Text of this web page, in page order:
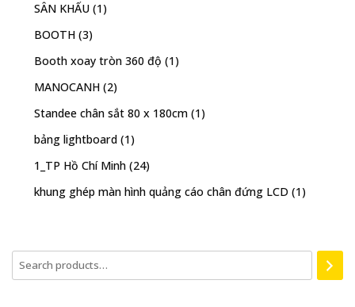
SÂN KHẤU (1)
BOOTH (3)
Booth xoay tròn 360 độ (1)
MANOCANH (2)
Standee chân sắt 80 x 180cm (1)
bảng lightboard (1)
1_TP Hồ Chí Minh (24)
khung ghép màn hình quảng cáo chân đứng LCD (1)